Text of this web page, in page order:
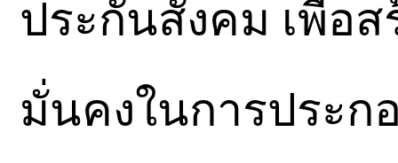
ประกันสังคม เพื่อ
มั่นคงในการประก